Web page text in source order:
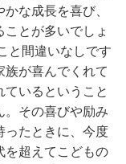
な成長を喜び、
とが多いでしょ
と間違いなしです
族が喜んでくれて
いるということ
。その喜びや励み
ったときに、今度
を超えてこどもの